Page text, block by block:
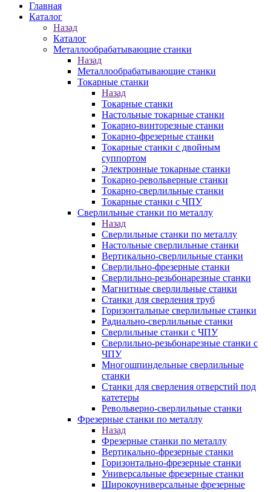
Главная
Каталог
Назад
Каталог
Металлообрабатывающие станки
Назад
Металлообрабатывающие станки
Токарные станки
Назад
Токарные станки
Настольные токарные станки
Токарно-винторезные станки
Токарно-фрезерные станки
Токарные станки с двойным
суппортом
Электронные токарные станки
Токарно-револьверные станки
Токарно-сверлильные станки
Токарные станки с ЧПУ
Сверлильные станки по металлу
Назад
Сверлильные станки по металлу
Настольные сверлильные станки
Вертикально-сверлильные станки
Сверлильно-фрезерные станки
Сверлильно-резьбонарезные станки
Магнитные сверлильные станки
Станки для сверления труб
Горизонтальные сверлильные станки
Радиально-сверлильные станки
Сверлильные станки с ЧПУ
Сверлильно-резьбонарезные станки с
ЧПУ
Многошпиндельные сверлильные
станки
Станки для сверления отверстий под
катетеры
Револьверно-сверлильные станки
Фрезерные станки по металлу
Назад
Фрезерные станки по металлу
Вертикально-фрезерные станки
Горизонтально-фрезерные станки
Универсальные фрезерные станки
Широкоуниверсальные фрезерные